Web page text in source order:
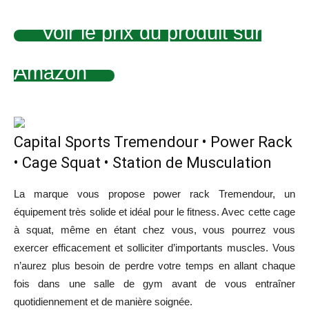
Voir le prix du produit sur
Amazon
Capital Sports Tremendour • Power Rack
• Cage Squat • Station de Musculation
La marque vous propose power rack Tremendour, un
équipement très solide et idéal pour le fitness. Avec cette cage
à squat, même en étant chez vous, vous pourrez vous
exercer efficacement et solliciter d’importants muscles. Vous
n’aurez plus besoin de perdre votre temps en allant chaque
fois dans une salle de gym avant de vous entraîner
quotidiennement et de manière soignée.